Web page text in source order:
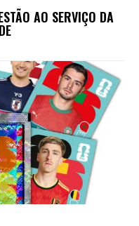
AO SERVIÇO DA